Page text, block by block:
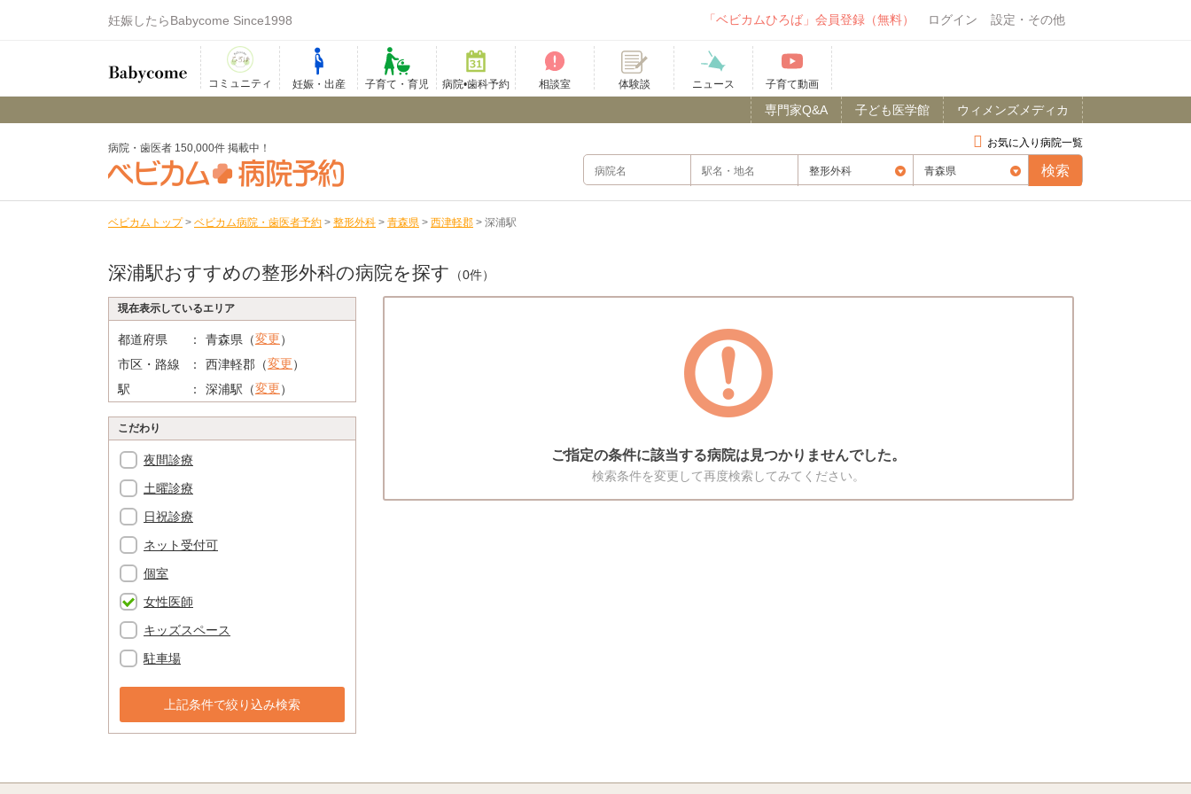
妊娠したらBabycome Since1998 「ベビカムひろば」会員登録（無料） ログイン 設定・その他
コミュニティ 妊娠・出産 子育て・育児 病院•歯科予約 相談室 体験談 ニュース 子育て動画
ウィメンズメディカ
子ども医学館
専門家Q&A
お気に入り病院一覧
病院・歯医者 150,000件 掲載中！
ベビカムトップ > ベビカム病院・歯医者予約 > 整形外科 > 青森県 > 西津軽郡 > 深浦駅
深浦駅おすすめの整形外科の病院を探す （0件）
現在表示しているエリア
都道府県 青森県（変更）
市区・路線
西津軽郡（変更）
駅
深浦駅（変更）
こだわり
夜間診療
土曜診療
日祝診療
ネット受付可
個室
女性医師
キッズスペース
駐車場
上記条件で絞り込み検索
ご指定の条件に該当する病院は見つかりませんでした。
検索条件を変更して再度検索してみてください。